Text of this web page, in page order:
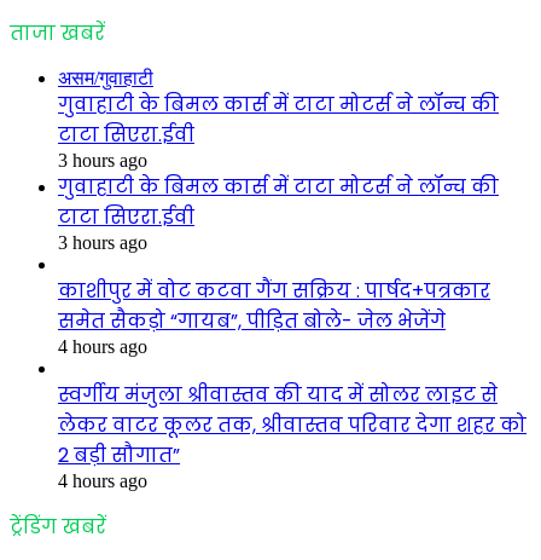
ताजा खबरें
असम/गुवाहाटी
गुवाहाटी के बिमल कार्स में टाटा मोटर्स ने लॉन्च की
टाटा सिएरा.ईवी
3 hours ago
गुवाहाटी के बिमल कार्स में टाटा मोटर्स ने लॉन्च की
टाटा सिएरा.ईवी
3 hours ago
काशीपुर में वोट कटवा गैंग सक्रिय : पार्षद+पत्रकार
समेत सैकड़ो “गायब”, पीड़ित बोले- जेल भेजेंगे
4 hours ago
स्वर्गीय मंजुला श्रीवास्तव की याद में सोलर लाइट से
लेकर वाटर कूलर तक, श्रीवास्तव परिवार देगा शहर को
2 बड़ी सौगात”
4 hours ago
ट्रेंडिंग खबरें